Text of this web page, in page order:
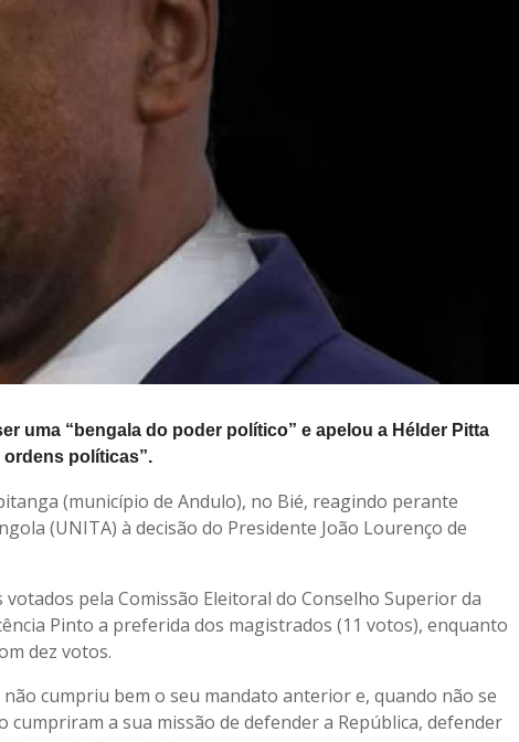
uma “bengala do poder político” e apelou a Hélder Pitta
ordens políticas”.
(município de Andulo), no Bié, reagindo perante
(UNITA) à decisão do Presidente João Lourenço de
pela Comissão Eleitoral do Conselho Superior da
Pinto a preferida dos magistrados (11 votos), enquanto
dez votos.
cumpriu bem o seu mandato anterior e, quando não se
a sua missão de defender a República, defender